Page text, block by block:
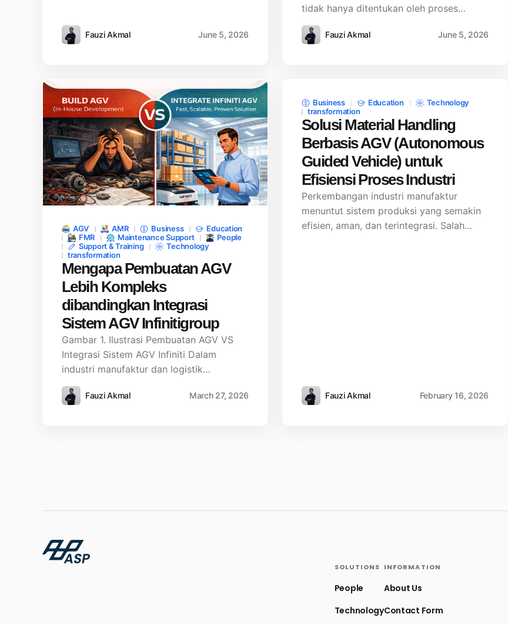
Fauzi Akmal June 5, 2026
tidak hanya ditentukan oleh proses…
Fauzi Akmal June 5, 2026
AGV AMR Business
Education
FMR
Maintenance Support
People
Support & Training
Technology
transformation
Mengapa Pembuatan AGV
Lebih Kompleks
dibandingkan Integrasi
Sistem AGV Infinitigroup
Gambar 1. Ilustrasi Pembuatan AGV VS
Integrasi Sistem AGV Infiniti Dalam
industri manufaktur dan logistik…
Fauzi Akmal March 27, 2026
Business Education
Technology
transformation
Solusi Material Handling
Berbasis AGV (Autonomous
Guided Vehicle) untuk
Efisiensi Proses Industri
Perkembangan industri manufaktur
menuntut sistem produksi yang semakin
efisien, aman, dan terintegrasi. Salah…
Fauzi Akmal February 16, 2026
SOLUTIONS
People
Technology
INFORMATION
About Us
Contact Form